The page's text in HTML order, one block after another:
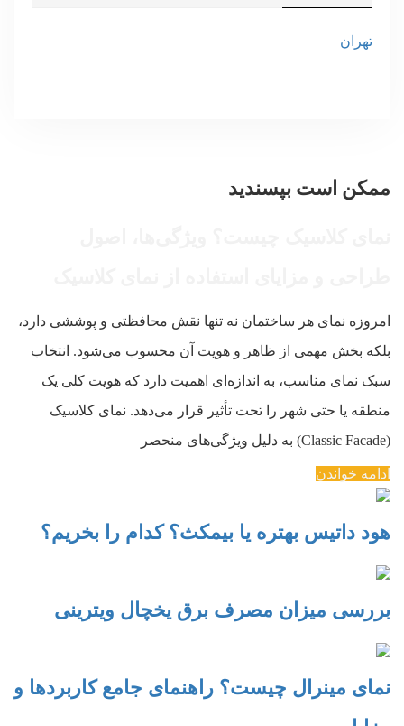
تهران
ممکن است بپسندید
امروزه نمای هر ساختمان نه تنها نقش محافظتی و پوششی دارد،
بلکه بخش مهمی از ظاهر و هویت آن محسوب می‌شود. انتخاب
سبک نمای مناسب، به اندازه‌ای اهمیت دارد که هویت کلی یک
منطقه یا حتی شهر را تحت تأثیر قرار می‌دهد. نمای کلاسیک
(Classic Facade) به دلیل ویژگی‌های منحصر
ادامه خواندن
هود داتیس بهتره یا بیمکث؟ کدام را بخریم؟
بررسی میزان مصرف برق یخچال ویترینی
نمای مینرال چیست؟ راهنمای جامع کاربردها و